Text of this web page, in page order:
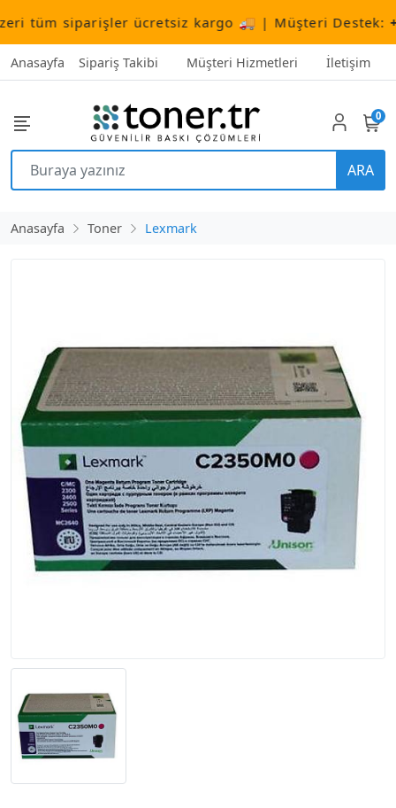
siparişler ücretsiz kargo 🚚 | Müşteri Destek:+90
Anasayfa Sipariş Takibi Müşteri Hizmetleri İletişim
ARA
0
Anasayfa Toner Lexmark